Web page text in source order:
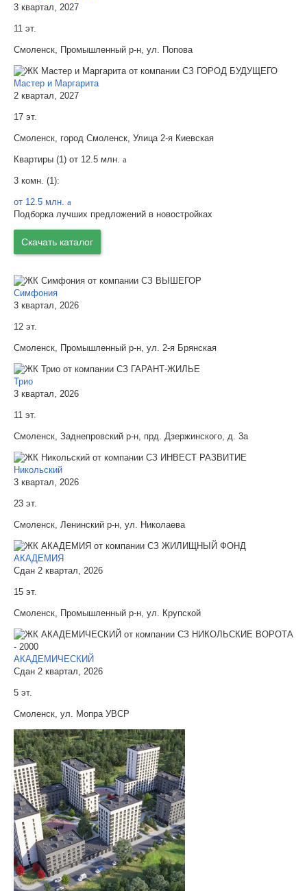
3 квартал, 2027
11 эт.
Смоленск, Промышленный р-н, ул. Попова
Мастер и Маргарита
2 квартал, 2027
17 эт.
Смоленск, город Смоленск, Улица 2-я Киевская
Квартиры (1) от 12.5 млн. a
3 комн. (1):
от 12.5 млн. a
Подборка лучших предложений в новостройках
Скачать каталог
Симфония
3 квартал, 2026
12 эт.
Смоленск, Промышленный р-н, ул. 2-я Брянская
Трио
3 квартал, 2026
11 эт.
Смоленск, Заднепровский р-н, прд. Дзержинского, д. 3а
Никольский
3 квартал, 2026
23 эт.
Смоленск, Ленинский р-н, ул. Николаева
АКАДЕМИЯ
Сдан 2 квартал, 2026
15 эт.
Смоленск, Промышленный р-н, ул. Крупской
АКАДЕМИЧЕСКИЙ
Сдан 2 квартал, 2026
5 эт.
Смоленск, ул. Мопра УВСР